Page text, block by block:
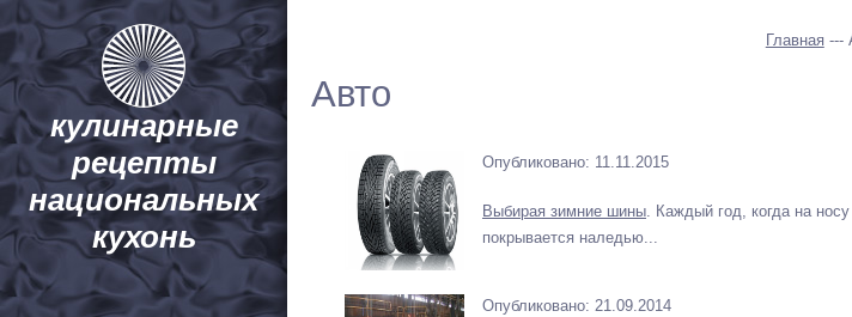
кулинарные
рецепты
национальных
кухонь
Главная ---
Авто
Опубликовано: 11.11.2015
Выбирая зимние шины. Каждый год, когда на
покрывается наледью...
Опубликовано: 21.09.2014